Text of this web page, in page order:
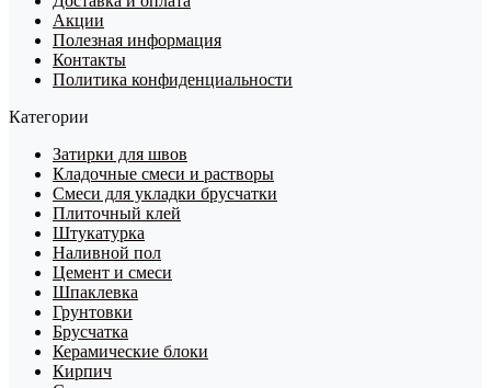
Акции
Полезная информация
Контакты
Политика конфиденциальности
Категории
Затирки для швов
Кладочные смеси и растворы
Смеси для укладки брусчатки
Плиточный клей
Штукатурка
Наливной пол
Цемент и смеси
Шпаклевка
Грунтовки
Брусчатка
Керамические блоки
Кирпич